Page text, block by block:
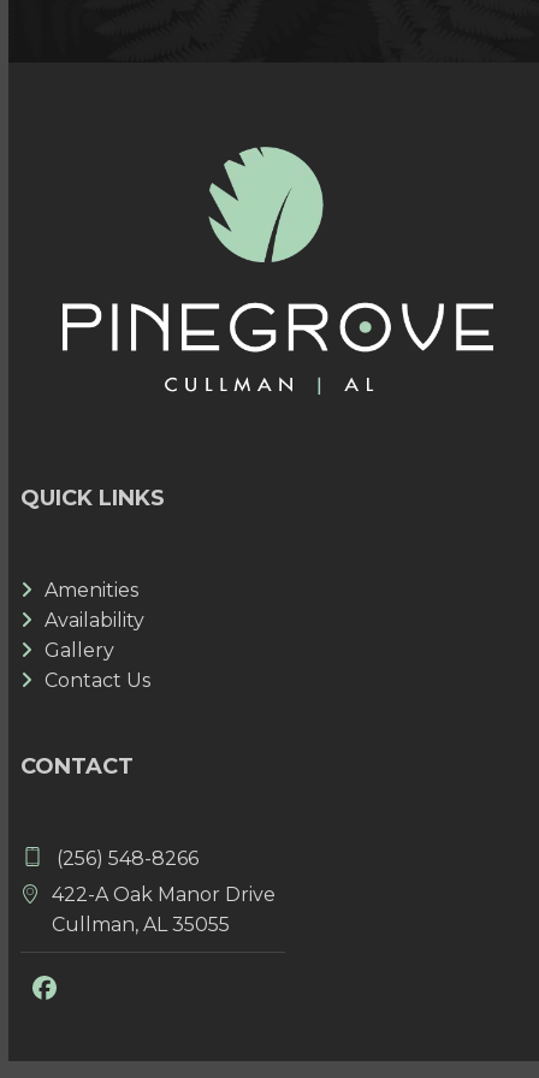
QUICK LINKS
Amenities
Availability
Gallery
Contact Us
CONTACT
(256) 548-8266
422-A Oak Manor Drive
Cullman, AL 35055
Facebook